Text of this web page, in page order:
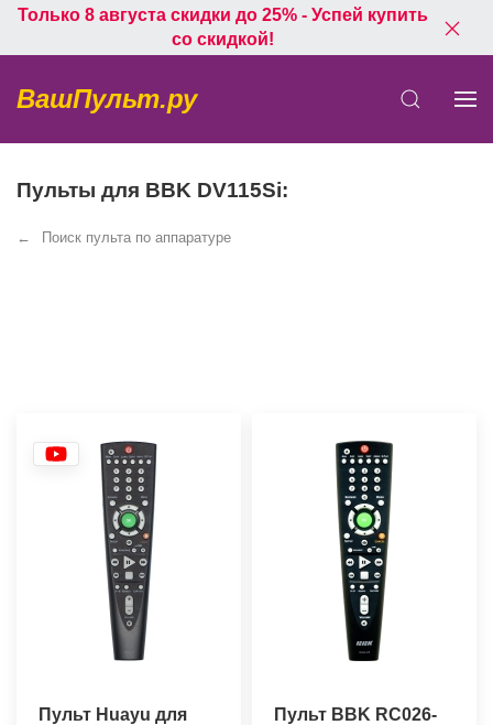
Только 8 августа скидки до 25% - Успей купить
со скидкой!
ВашПульт.ру
Пульты для BBK DV115Si:
Поиск пульта по аппаратуре
Пульт Huayu для
Пульт BBK RC026-